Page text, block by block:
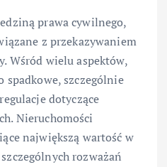
prawa cywilnego,
z przekazywaniem
Wśród wielu aspektów,
spadkowe, szczególnie
dotyczące
Nieruchomości
największą wartość w
rozważań